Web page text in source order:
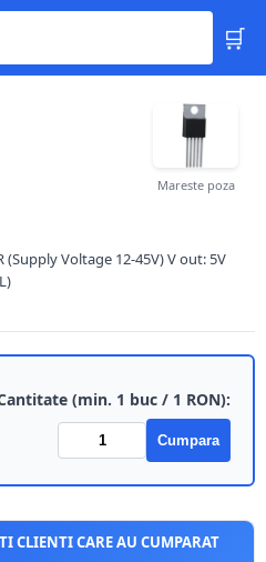
🛒
Mareste poza
(Supply Voltage 12-45V) V out: 5V
(min. 1 buc / 1 RON):
Cumpara
CLIENTI CARE AU CUMPARAT